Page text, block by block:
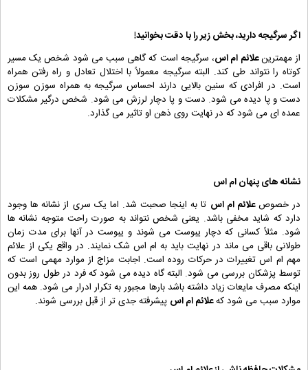
اگر سرگیجه دارید، بخش زیر را با دقت بخوانید!
از مهمترینعلائم ام اس، سرگیجه است که گاهی سبب می شود شخص یک مسیر
کوتاه را نتواند طی کند. البته سرگیجه معمولاً با اختلال تعادل و راه رفتن همراه
است. در افرادی که سنین بالایی دارند احساس سرگیجه به همراه سوزن سوزن
دست و پا دیده می شود. دست و پا دچار لرزش می شود. شخص درگیر مشکلات
عمده ای می شود که در نهایت روی ذهن او تاثیر می گذارد.
نشانه های پنهان ام اس
در خصوصعلائم ام اس تا به اینجا صحبت شد. اما یک سری از نشانه ها وجود
دارد که شاید مخفی باشد. یعنی شخص نتواند به صورت راحت متوجه نشانه ها
شود. مثلاً کسانی که دچار یبوست می شوند و یبوست در آنها برای مدت زمان
طولانی باقی می ماند در نهایت باید به ام اس شک نمایند. در واقع یکی از علائم
مهم ام اس تغییرات در حرکات روده است. اجابت مزاج از موارد مهمی است که
توسط پزشکان بررسی می شود. البته گاه دیده می شود که فرد در طول روز بدون
اینکه مصرف مایعات زیاد داشته باشد بارها مجبور به تکرار ادرار می شود. همه این
موارد سبب می شود کهعلائم ام اس پیشرفته جدی تر از قبل بررسی شوند.